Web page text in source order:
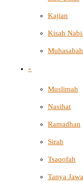
Kajian
Kisah
Muhasabah
-
Muslimah
Nasihat
Ramadhan
Sirah
Tsaqofah
Tanya